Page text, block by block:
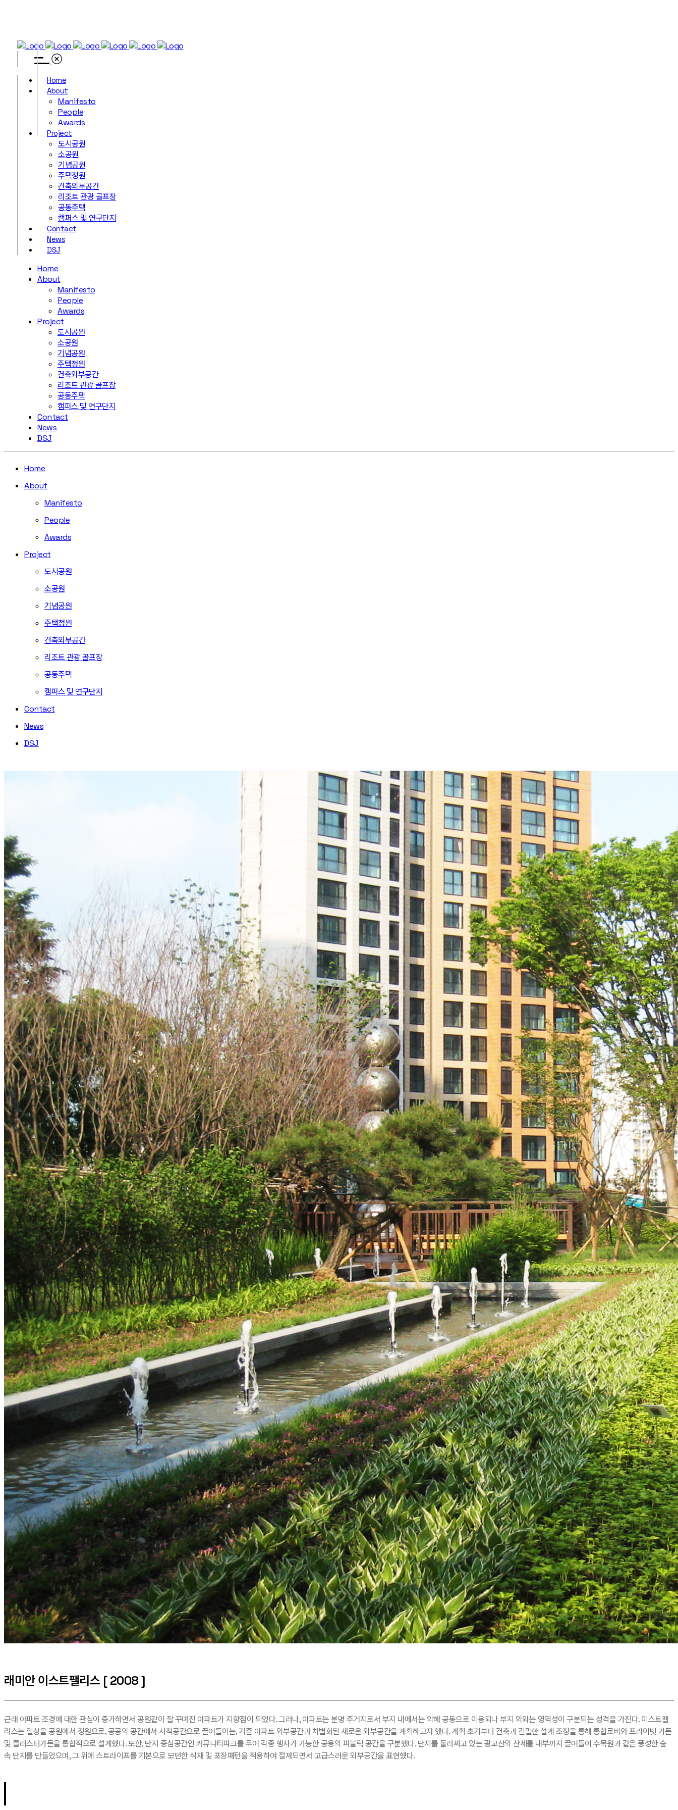
Home
About
Manifesto
People
Awards
Project
도시공원
소공원
기념공원
주택정원
건축외부공간
리조트 관광 골프장
공동주택
캠퍼스 및 연구단지
Contact
News
DSJ
Home
About
Manifesto
People
Awards
Project
도시공원
소공원
기념공원
주택정원
건축외부공간
리조트 관광 골프장
공동주택
캠퍼스 및 연구단지
Contact
News
DSJ
Home
About
Manifesto
People
Awards
Project
도시공원
소공원
기념공원
주택정원
건축외부공간
리조트 관광 골프장
공동주택
캠퍼스 및 연구단지
Contact
News
DSJ
래미안 이스트팰리스 [ 2008 ]
근래 아파트 조경에 대한 관심이 증가하면서 공원같이 잘 꾸며진 아파트가 지향점이 되었다. 그러나, 아파트는 분명 주거지로서 부지 내에서는 의해 공동으로 이용되나 부지 외와는 영역성이 구분되는 성격을 가진다. 이스트팰
리스는 일상을 공원에서 정원으로, 공공의 공간에서 사적공간으로 끌어들이는, 기존 아파트 외부공간과 차별화된 새로운 외부공간을 계획하고자 했다. 계획 초기부터 건축과 긴밀한 설계 조정을 통해 통합로비와 프라이빗 가든
및 클러스터가든을 통합적으로 설계했다. 또한, 단지 중심공간인 커뮤니티파크를 두어 각종 행사가 가능한 공용의 퍼블릭 공간을 구분했다. 단지를 둘러싸고 있는 광교산의 산세를 내부까지 끌어들여 수목원과 같은 풍성한 숲
속 단지를 만들었으며, 그 위에 스트라이프를 기본으로 모던한 식재 및 포장패턴을 적용하여 절제되면서 고급스러운 외부공간을 표현했다.